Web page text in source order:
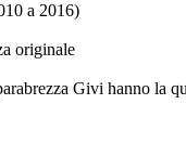
a 2016)
originale
Givi hanno la